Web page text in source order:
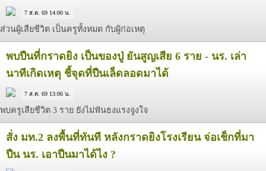
7 ส.ค. 69 14:00 น.
ส่วนผู้เสียชีวิต เป็นครูทั้งหมด กับผู้ก่อเหตุ
พบปืนที่กราดยิง เป็นของปู่ ยันสูญเสีย 6 ราย - นร. เล่า
นาทีเกิดเหตุ ชี้จุดที่ปืนเล็ดลอดมาได้
7 ส.ค. 69 13:06 น.
พบครูเสียชีวิต 3 ราย ยังไม่ฟันธงแรงจูงใจ
สั่ง มท.2 ลงพื้นที่ทันที หลังกราดยิงโรงเรียน จ่อเช็กที่มา
ปืน นร. เอาปืนมาได้ไง ?